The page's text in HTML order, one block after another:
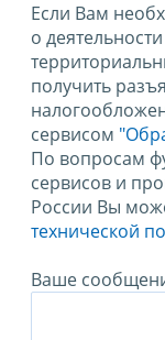
Если Вам
о
получить
сервисом
По вопросам
сервисов и
России Вы
технической
Ваше